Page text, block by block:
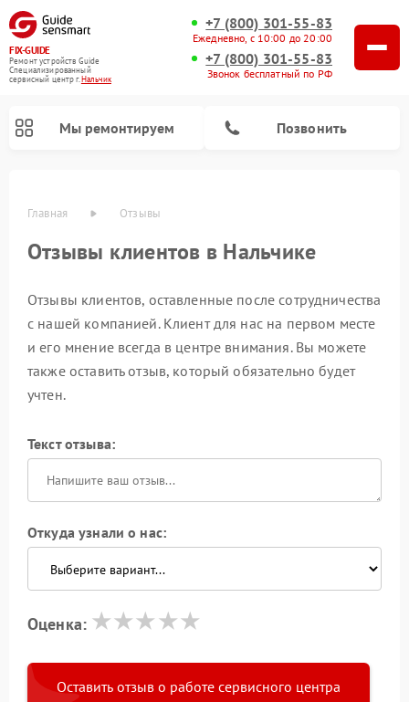
FIX-GUIDE
Ремонт устройств Guide
Специализированный
cервисный центр г.Нальчик
+7 (800) 301-55-83
Ежедневно, с 10:00 до 20:00
+7 (800) 301-55-83
Звонок бесплатный по РФ
Мы ремонтируем Позвонить
Главная Отзывы
Отзывы клиентов в Нальчике
Отзывы клиентов, оставленные после сотрудничества
с нашей компанией. Клиент для нас на первом месте
и его мнение всегда в центре внимания. Вы можете
также оставить отзыв, который обязательно будет
учтен.
Текст отзыва:
Откуда узнали о нас:
Оценка:
Оставить отзыв о работе сервисного центра